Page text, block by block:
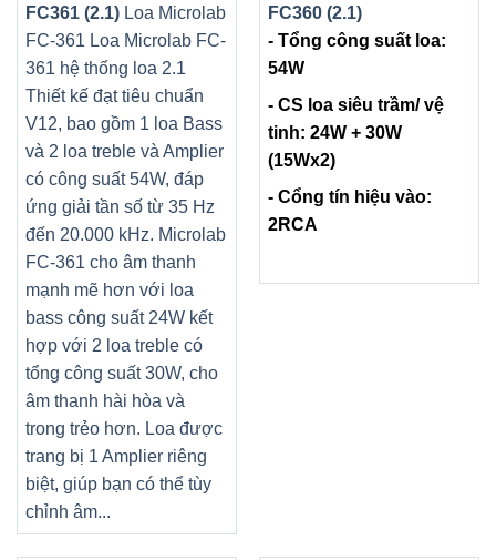
FC361 (2.1)Loa Microlab
FC-361 Loa Microlab FC-
361 hệ thống loa 2.1
Thiết kế đạt tiêu chuẩn
V12, bao gồm 1 loa Bass
và 2 loa treble và Amplier
có công suất 54W, đáp
ứng giải tần số từ 35 Hz
đến 20.000 kHz. Microlab
FC-361 cho âm thanh
mạnh mẽ hơn với loa
bass công suất 24W kết
hợp với 2 loa treble có
tổng công suất 30W, cho
âm thanh hài hòa và
trong trẻo hơn. Loa được
trang bị 1 Amplier riêng
biệt, giúp bạn có thể tùy
chỉnh âm...
FC360 (2.1)
- Tổng công suất loa:
54W
- CS loa siêu trầm/ vệ
tinh: 24W + 30W
(15Wx2)
- Cổng tín hiệu vào:
2RCA